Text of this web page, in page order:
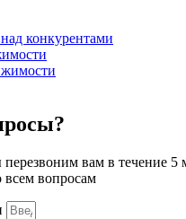
конкурентами
перезвоним вам в течение 5
всем вопросам